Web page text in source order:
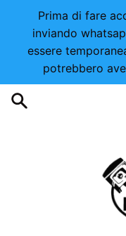
direttamente
Prima di fare
inviando
essere
potrebbero